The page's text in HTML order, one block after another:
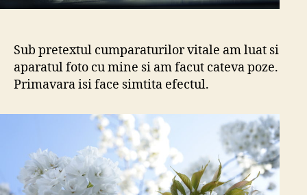
Sub pretextul cumparaturilor vitale am luat si
aparatul foto cu mine si am facut cateva poze.
Primavara isi face simtita efectul.